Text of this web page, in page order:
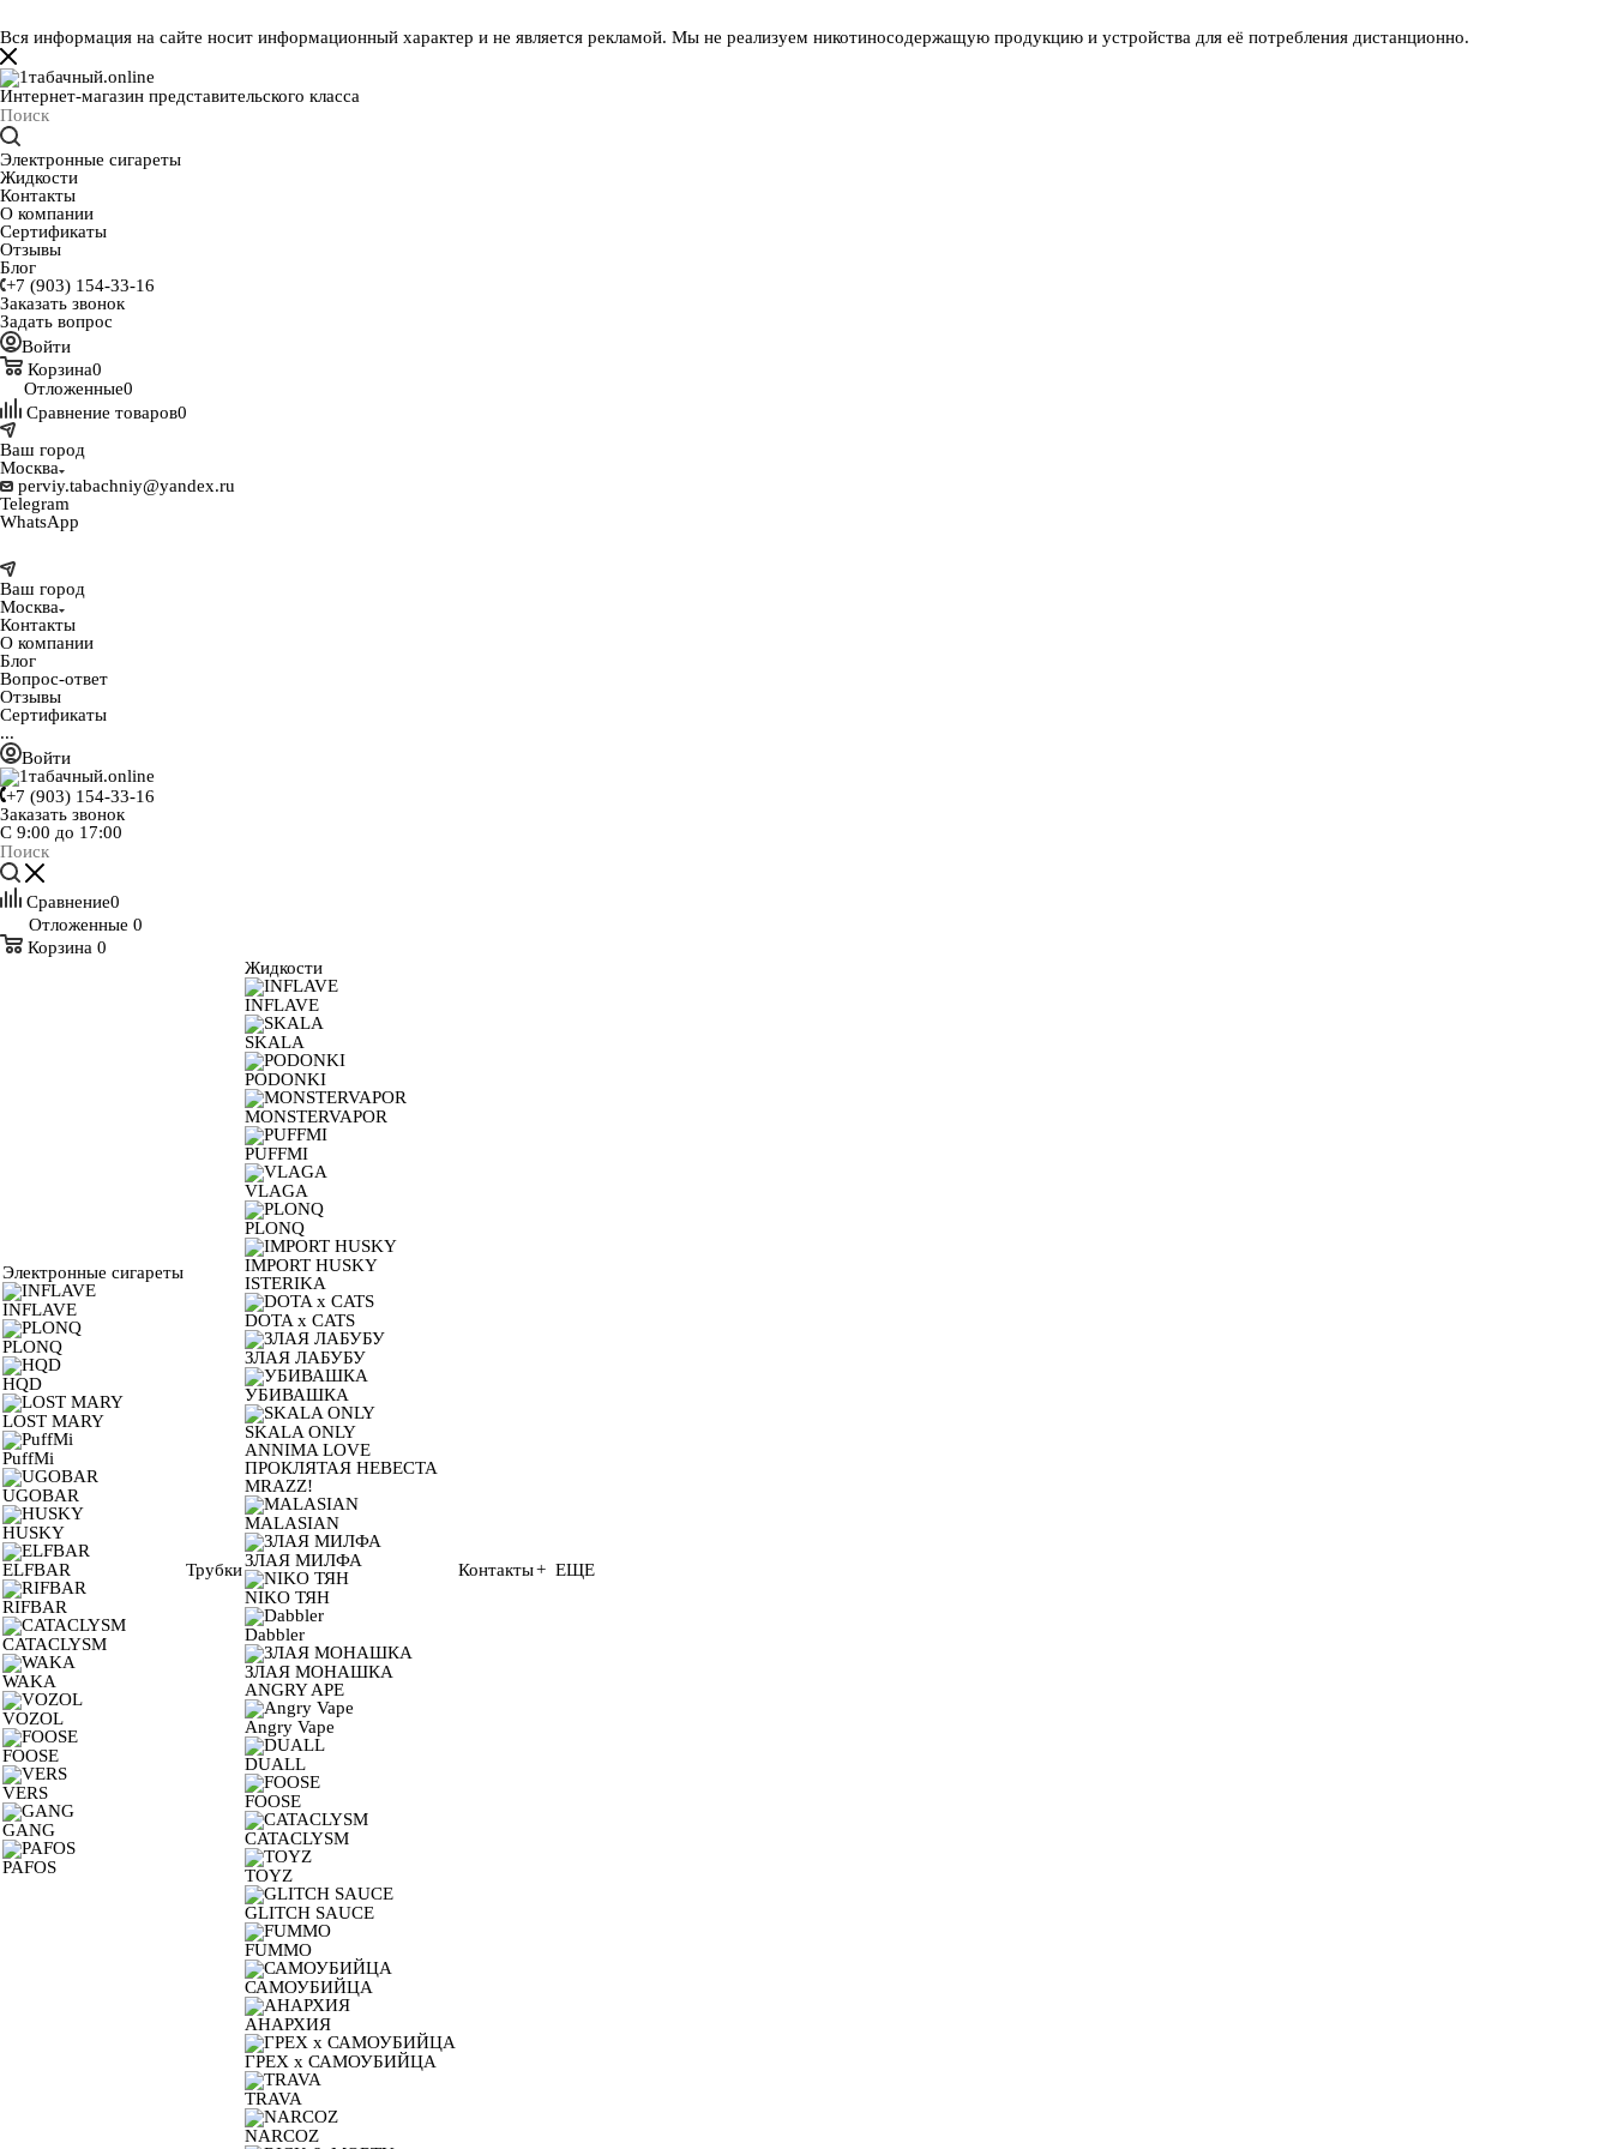
Вся информация на сайте носит информационный характер и не является рекламой. Мы не реализуем никотиносодержащую продукцию и устройства для её потребления дистанционно.
Интернет-магазин представительского класса
Электронные сигареты
Жидкости
Контакты
О компании
Сертификаты
Отзывы
Блог
+7 (903) 154-33-16
Заказать звонок
Задать вопрос
Войти
Корзина0
Отложенные0
Сравнение товаров0
Ваш город
Москва
perviy.tabachniy@yandex.ru
Telegram
WhatsApp
Ваш город
Москва
Контакты
О компании
Блог
Вопрос-ответ
Отзывы
Сертификаты
...
Войти
+7 (903) 154-33-16
Заказать звонок
С 9:00 до 17:00
Сравнение0
Отложенные 0
Корзина 0
Электронные сигареты
INFLAVE
PLONQ
HQD
LOST MARY
PuffMi
UGOBAR
HUSKY
ELFBAR
RIFBAR
CATACLYSM
WAKA
VOZOL
FOOSE
VERS
GANG
PAFOS
Трубки
Жидкости
INFLAVE
SKALA
PODONKI
MONSTERVAPOR
PUFFMI
VLAGA
PLONQ
IMPORT HUSKY
ISTERIKA
DOTA x CATS
ЗЛАЯ ЛАБУБУ
УБИВАШКА
SKALA ONLY
ANNIMA LOVE
ПРОКЛЯТАЯ НЕВЕСТА
MRAZZ!
MALASIAN
ЗЛАЯ МИЛФА
NIKO ТЯН
Dabbler
ЗЛАЯ МОНАШКА
ANGRY APE
Angry Vape
DUALL
FOOSE
CATACLYSM
TOYZ
GLITCH SAUCE
FUMMO
САМОУБИЙЦА
АНАРХИЯ
ГРЕХ х САМОУБИЙЦА
TRAVA
NARCOZ
Контакты+ ЕЩЕ